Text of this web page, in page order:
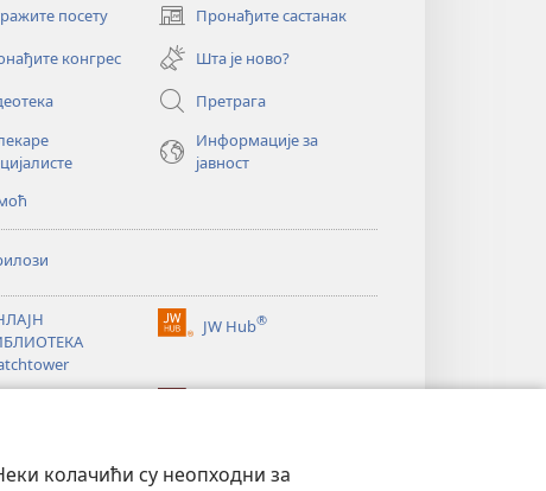
колачићи су неопходни за
посету Пронађите састанак
(отвара
нови
прозор)
конгрес
Шта је ново?
Претрага
Информације за
јавност
JW Hub®
(отвара
прозор)